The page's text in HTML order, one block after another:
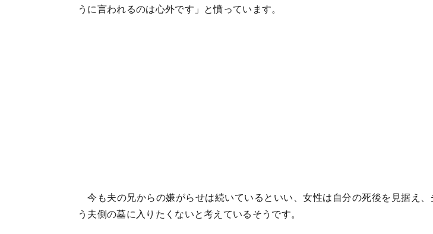
うに言われるのは心外です」と憤っています。
今も夫の兄からの嫌がらせは続いているといい、女性は自分の死後を見据え
う夫側の墓に入りたくないと考えているそうです。